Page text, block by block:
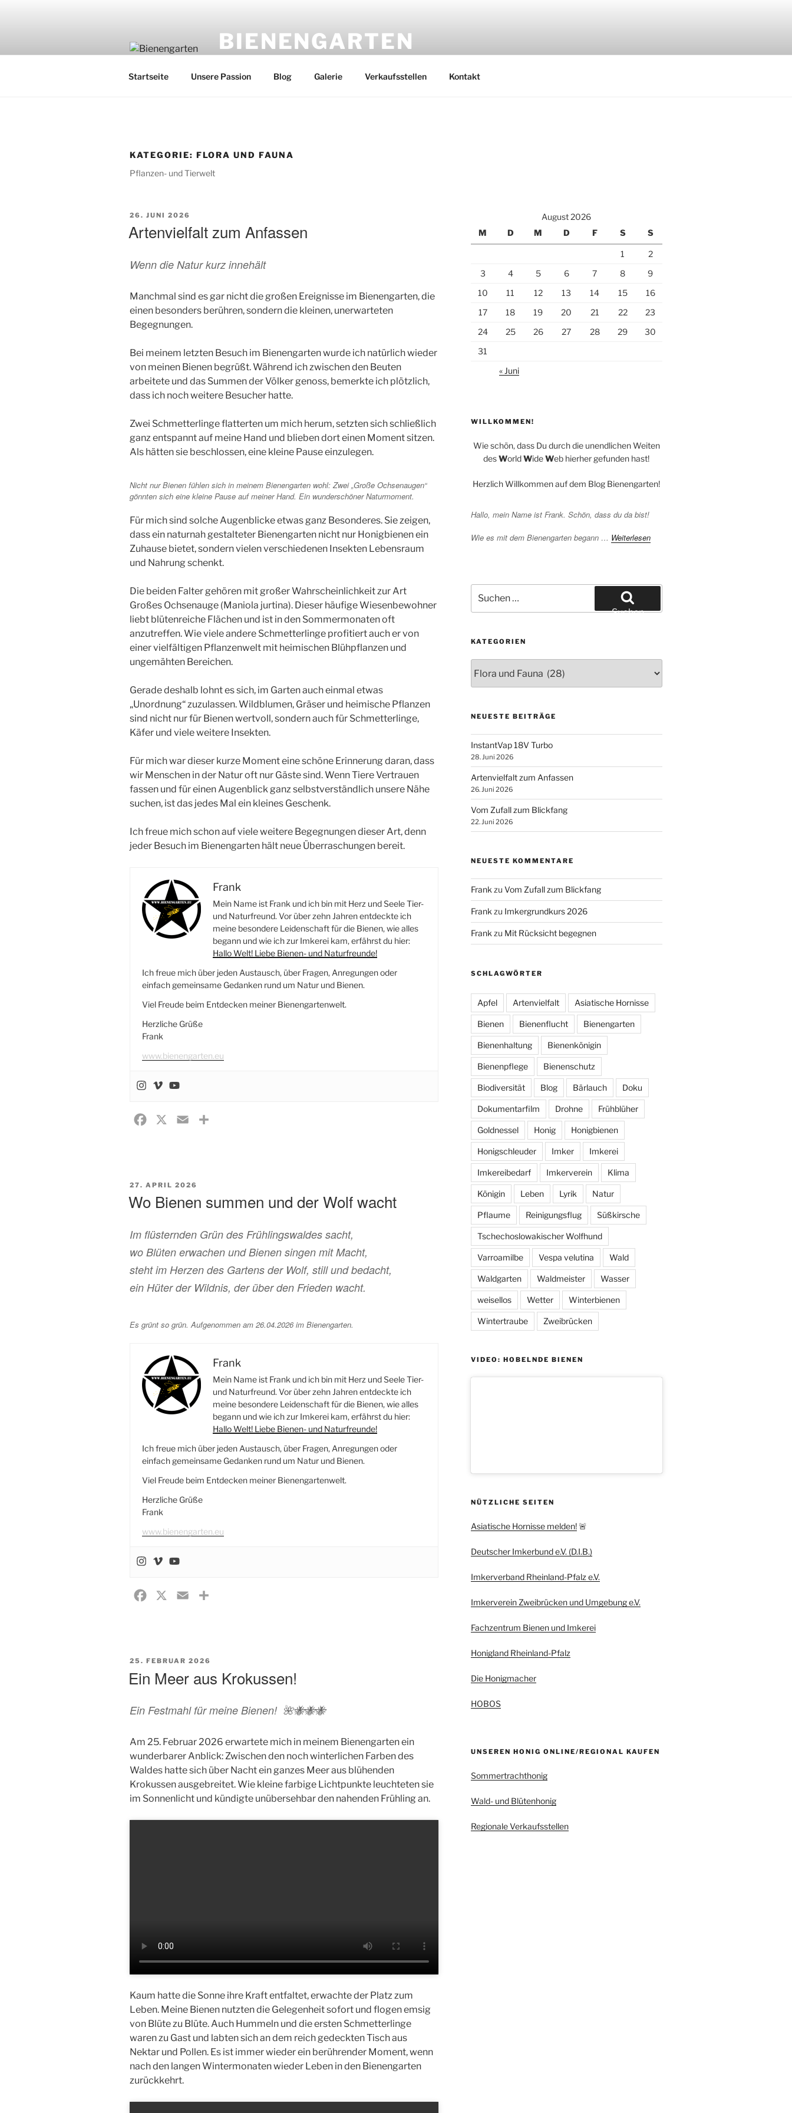
BIENENGARTEN
Startseite Unsere Passion Blog Galerie Verkaufsstellen Kontakt
KATEGORIE: FLORA UND FAUNA
Pflanzen- und Tierwelt
VERÖFFENTLICHT
26. JUNI 2026
Artenvielfalt zum Anfassen
Wenn die Natur kurz innehält
Manchmal sind es gar nicht die großen Ereignisse im Bienengarten, die
einen besonders berühren, sondern die kleinen, unerwarteten
Begegnungen.
Bei meinem letzten Besuch im Bienengarten wurde ich natürlich wieder
von meinen Bienen begrüßt. Während ich zwischen den Beuten
arbeitete und das Summen der Völker genoss, bemerkte ich plötzlich,
dass ich noch weitere Besucher hatte.
Zwei Schmetterlinge flatterten um mich herum, setzten sich schließlich
ganz entspannt auf meine Hand und blieben dort einen Moment sitzen.
Als hätten sie beschlossen, eine kleine Pause einzulegen.
Nicht nur Bienen fühlen sich in meinem Bienengarten wohl: Zwei „Große Ochsenaugen“
gönnten sich eine kleine Pause auf meiner Hand. Ein wunderschöner Naturmoment.
Für mich sind solche Augenblicke etwas ganz Besonderes. Sie zeigen,
dass ein naturnah gestalteter Bienengarten nicht nur Honigbienen ein
Zuhause bietet, sondern vielen verschiedenen Insekten Lebensraum
und Nahrung schenkt.
Die beiden Falter gehören mit großer Wahrscheinlichkeit zur Art
Großes Ochsenauge (Maniola jurtina). Dieser häufige Wiesenbewohner
liebt blütenreiche Flächen und ist in den Sommermonaten oft
anzutreffen. Wie viele andere Schmetterlinge profitiert auch er von
einer vielfältigen Pflanzenwelt mit heimischen Blühpflanzen und
ungemähten Bereichen.
Gerade deshalb lohnt es sich, im Garten auch einmal etwas
„Unordnung“ zuzulassen. Wildblumen, Gräser und heimische Pflanzen
sind nicht nur für Bienen wertvoll, sondern auch für Schmetterlinge,
Käfer und viele weitere Insekten.
Für mich war dieser kurze Moment eine schöne Erinnerung daran, dass
wir Menschen in der Natur oft nur Gäste sind. Wenn Tiere Vertrauen
fassen und für einen Augenblick ganz selbstverständlich unsere Nähe
suchen, ist das jedes Mal ein kleines Geschenk.
Ich freue mich schon auf viele weitere Begegnungen dieser Art, denn
jeder Besuch im Bienengarten hält neue Überraschungen bereit.
Frank
Mein Name ist Frank und ich bin mit Herz und Seele Tier-
und Naturfreund. Vor über zehn Jahren entdeckte ich
meine besondere Leidenschaft für die Bienen, wie alles
begann und wie ich zur Imkerei kam, erfährst du hier:
Hallo Welt! Liebe Bienen- und Naturfreunde!
Ich freue mich über jeden Austausch, über Fragen, Anregungen oder
einfach gemeinsame Gedanken rund um Natur und Bienen.
Viel Freude beim Entdecken meiner Bienengartenwelt.
Herzliche Grüße
Frank
www.bienengarten.eu
b
o
k
l
n
VERÖFFENTLICHT
27. APRIL 2026
Wo Bienen summen und der Wolf wacht
Im flüsternden Grün des Frühlingswaldes sacht,
wo Blüten erwachen und Bienen singen mit Macht,
steht im Herzen des Gartens der Wolf, still und bedacht,
ein Hüter der Wildnis, der über den Frieden wacht.
Es grünt so grün. Aufgenommen am 26.04.2026 im Bienengarten.
Frank
Mein Name ist Frank und ich bin mit Herz und Seele Tier-
und Naturfreund. Vor über zehn Jahren entdeckte ich
meine besondere Leidenschaft für die Bienen, wie alles
begann und wie ich zur Imkerei kam, erfährst du hier:
Hallo Welt! Liebe Bienen- und Naturfreunde!
Ich freue mich über jeden Austausch, über Fragen, Anregungen oder
einfach gemeinsame Gedanken rund um Natur und Bienen.
Viel Freude beim Entdecken meiner Bienengartenwelt.
Herzliche Grüße
Frank
www.bienengarten.eu
b
o
k
l
n
VERÖFFENTLICHT
25. FEBRUAR 2026
Ein Meer aus Krokussen!
Ein Festmahl für meine Bienen! 🌺🐝🐝🐝
Am 25. Februar 2026 erwartete mich in meinem Bienengarten ein
wunderbarer Anblick: Zwischen den noch winterlichen Farben des
Waldes hatte sich über Nacht ein ganzes Meer aus blühenden
Krokussen ausgebreitet. Wie kleine farbige Lichtpunkte leuchteten sie
im Sonnenlicht und kündigte unübersehbar den nahenden Frühling an.
Kaum hatte die Sonne ihre Kraft entfaltet, erwachte der Platz zum
Leben. Meine Bienen nutzten die Gelegenheit sofort und flogen emsig
von Blüte zu Blüte. Auch Hummeln und die ersten Schmetterlinge
waren zu Gast und labten sich an dem reich gedeckten Tisch aus
Nektar und Pollen. Es ist immer wieder ein berührender Moment, wenn
nach den langen Wintermonaten wieder Leben in den Bienengarten
zurückkehrt.
August 2026
M
D M D F S S
1
2
3
4 5 6 7 8
9
10
11 12 13 14 15
16
17
18 19 20 21 22
23
24
25 26 27 28 29
30
31
« Juni
WILLKOMMEN!
Wie schön, dass Du durch die unendlichen Weiten
desWorldWideWeb hierher gefunden hast!
Herzlich Willkommen auf dem Blog Bienengarten!
Hallo, mein Name ist Frank. Schön, dass du da bist!
Wie es mit dem Bienengarten begann … Weiterlesen
nach:
Suchen
KATEGORIEN
NEUESTE BEITRÄGE
InstantVap 18V Turbo
28. Juni 2026
Artenvielfalt zum Anfassen
26. Juni 2026
Vom Zufall zum Blickfang
22. Juni 2026
NEUESTE KOMMENTARE
Frank zu Vom Zufall zum Blickfang
Frank zu Imkergrundkurs 2026
Frank zu Mit Rücksicht begegnen
SCHLAGWÖRTER
Apfel Artenvielfalt Asiatische Hornisse
Bienen Bienenflucht Bienengarten
Bienenhaltung Bienenkönigin
Bienenpflege Bienenschutz
Biodiversität Blog Bärlauch Doku
Dokumentarfilm Drohne Frühblüher
Goldnessel Honig Honigbienen
Honigschleuder Imker Imkerei
Imkereibedarf Imkerverein Klima
Königin Leben Lyrik Natur
Pflaume Reinigungsflug Süßkirsche
Tschechoslowakischer Wolfhund
Varroamilbe Vespa velutina Wald
Waldgarten Waldmeister Wasser
weisellos Wetter Winterbienen
Wintertraube Zweibrücken
VIDEO: HOBELNDE BIENEN
NÜTZLICHE SEITEN
Asiatische Hornisse melden!🚨
Deutscher Imkerbund e.V. (D.I.B.)
Imkerverband Rheinland-Pfalz e.V.
Imkerverein Zweibrücken und Umgebung e.V.
Fachzentrum Bienen und Imkerei
Honigland Rheinland-Pfalz
Die Honigmacher
HOBOS
UNSEREN HONIG ONLINE/REGIONAL KAUFEN
Sommertrachthonig
Wald- und Blütenhonig
Regionale Verkaufsstellen